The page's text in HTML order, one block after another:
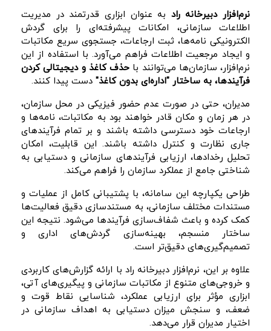
نرم‌افزار دبیرخانه راد به عنوان ابزاری قدرتمند در مدیریت
اطلاعات سازمانی، امکانات پیشرفته‌ای را برای گردش
الکترونیکی نامه‌ها، ثبت ارجاعات، جستجوی سریع مکاتبات
و ایجاد مرجعیت اطلاعات فراهم می‌آورد. با استفاده از این
نرم‌افزار، سازمان‌ها می‌توانند با حذف کاغذ و دیجیتالی کردن
فرآیندها، به ساختار "اداره‌ای بدون کاغذ"دست پیدا کنند.
مدیران، حتی در صورت عدم حضور فیزیکی در محل سازمان،
در هر زمان و مکان قادر خواهند بود به مکاتبات، نامه‌ها و
ارجاعات خود دسترسی داشته باشند و بر تمام فرآیندهای
جاری نظارت و کنترل داشته باشند. این قابلیت، امکان
تحلیل رخدادها، ارزیابی فرآیندهای سازمانی و دستیابی به
شناختی جامع از عملکرد سازمان را فراهم می‌کند.
طراحی یکپارچه این سامانه، با پشتیبانی کامل از عملیات و
مستندات مختلف سازمانی، به مستندسازی دقیق فعالیت‌ها
کمک کرده و باعث شفاف‌سازی فرآیندها می‌شود. نتیجه این
ساختار منسجم، بهینه‌سازی گردش‌های اداری و
تصمیم‌گیری‌های دقیق‌تر است.
علاوه بر این، نرم‌افزار دبیرخانه راد با ارائه گزارش‌های کاربردی
و خروجی‌های متنوع از مکاتبات سازمانی و پیگیری‌های آتی،
ابزاری مؤثر برای ارزیابی عملکرد، شناسایی نقاط قوت و
ضعف، و سنجش میزان دستیابی به اهداف سازمانی در
اختیار مدیران قرار می‌دهد.